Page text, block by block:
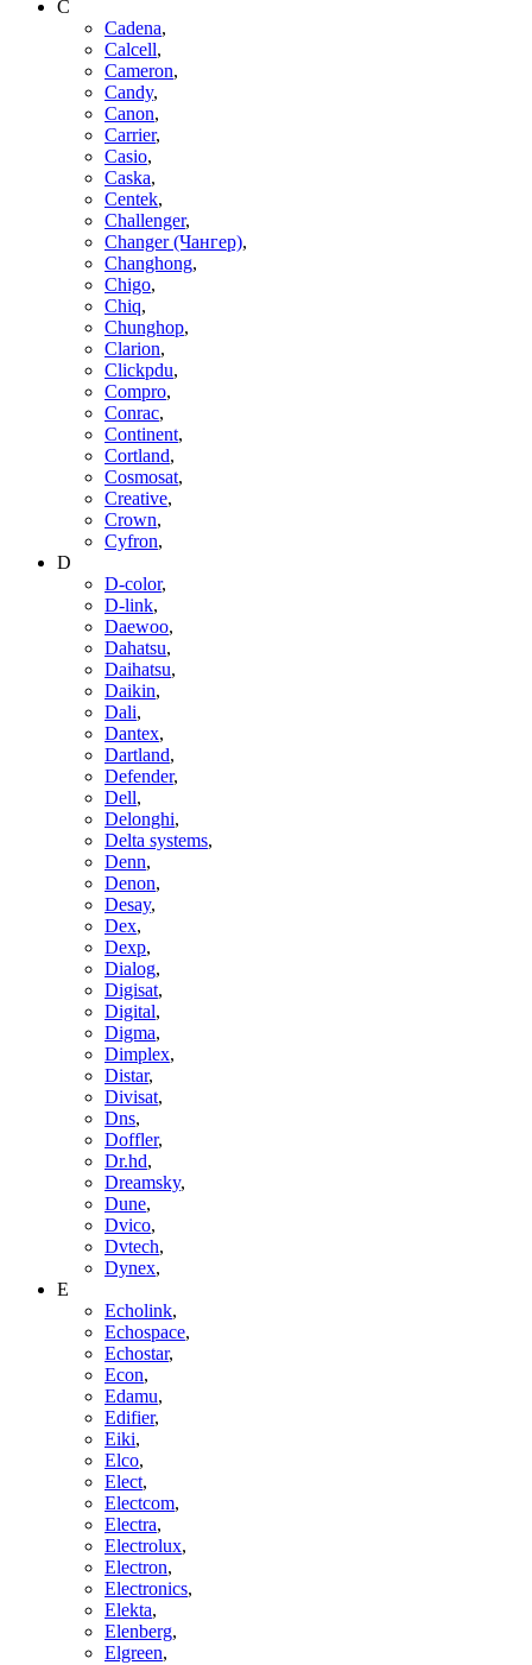
C
Cadena,
Calcell,
Cameron,
Candy,
Canon,
Carrier,
Casio,
Caska,
Centek,
Challenger,
Changer (Чангер),
Changhong,
Chigo,
Chiq,
Chunghop,
Clarion,
Clickpdu,
Compro,
Conrac,
Continent,
Cortland,
Cosmosat,
Creative,
Crown,
Cyfron,
D
D-color,
D-link,
Daewoo,
Dahatsu,
Daihatsu,
Daikin,
Dali,
Dantex,
Dartland,
Defender,
Dell,
Delonghi,
Delta systems,
Denn,
Denon,
Desay,
Dex,
Dexp,
Dialog,
Digisat,
Digital,
Digma,
Dimplex,
Distar,
Divisat,
Dns,
Doffler,
Dr.hd,
Dreamsky,
Dune,
Dvico,
Dvtech,
Dynex,
E
Echolink,
Echospace,
Echostar,
Econ,
Edamu,
Edifier,
Eiki,
Elco,
Elect,
Electcom,
Electra,
Electrolux,
Electron,
Electronics,
Elekta,
Elenberg,
Elgreen,